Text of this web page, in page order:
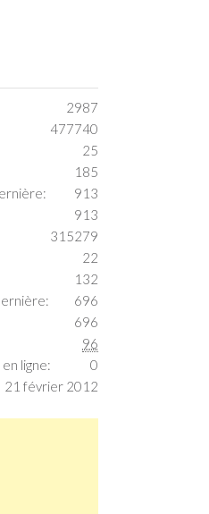
2987
477740
25
185
913
913
315279
22
132
696
696
96
0
ligne:
21 février 2012